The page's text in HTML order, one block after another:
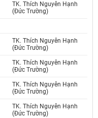
TK. Thích Nguyên Hạnh
(Đức Trường)
TK. Thích Nguyên Hạnh
(Đức Trường)
TK. Thích Nguyên Hạnh
(Đức Trường)
TK. Thích Nguyên Hạnh
(Đức Trường)
TK. Thích Nguyên Hạnh
(Đức Trường)